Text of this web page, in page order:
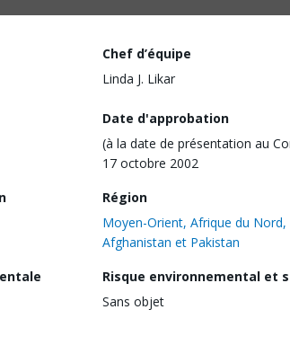
Chef d’équipe
Linda J. Likar
Date d'approbation
(à la date de présentation au
17 octobre 2002
Région
Moyen-Orient, Afrique du Nord,
Afghanistan et Pakistan
Risque environnemental et
Sans objet